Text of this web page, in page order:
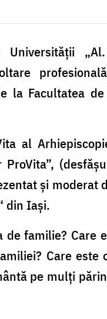
Universităţii
la Facultatea
al
și moderat
din Iași.
de familie?
Care
pe mulţi